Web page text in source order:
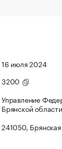
16 июля 2024
3200
Управление
Брянской области
241050,